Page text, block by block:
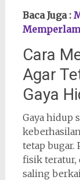
Baca Juga :
Cara
Agar
Gaya
Gaya hidup
tetap bugar.
fisik teratur,
saling